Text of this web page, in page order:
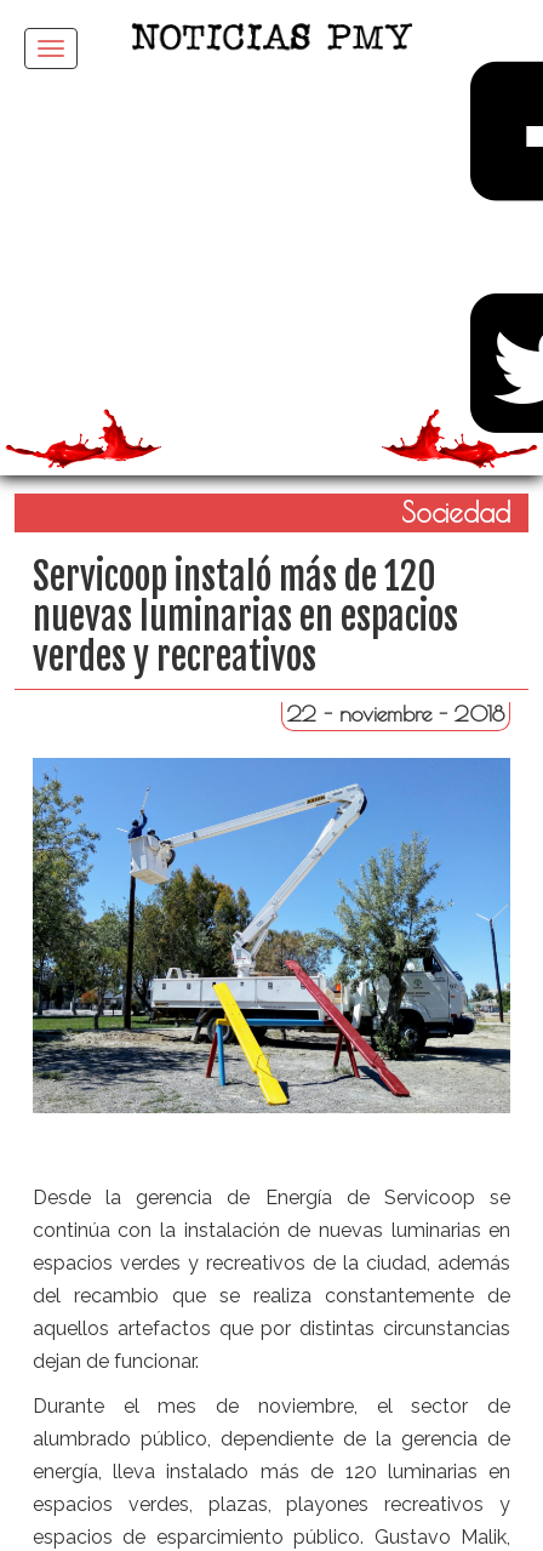
Menu
Sociedad
Servicoop instaló más de 120
nuevas luminarias en espacios
verdes y recreativos
22 - noviembre - 2018
Desde la gerencia de Energía de Servicoop se
continúa con la instalación de nuevas luminarias en
espacios verdes y recreativos de la ciudad, además
del recambio que se realiza constantemente de
aquellos artefactos que por distintas circunstancias
dejan de funcionar.
Durante el mes de noviembre, el sector de
alumbrado público, dependiente de la gerencia de
energía, lleva instalado más de 120 luminarias en
espacios verdes, plazas, playones recreativos y
espacios de esparcimiento público. Gustavo Malik,